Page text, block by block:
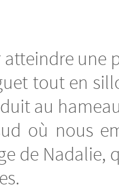
tout en
au
où nous
de